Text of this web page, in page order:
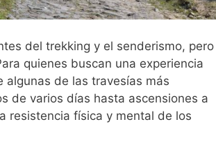
del trekking y el senderismo, pero
quienes buscan una experiencia
de las travesías más
de varios días hasta ascensiones a
resistencia física y mental de los